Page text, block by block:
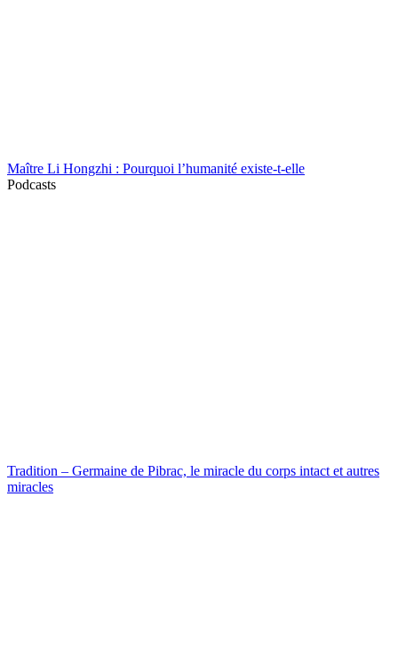
Maître Li Hongzhi : Pourquoi l’humanité existe-t-elle
Podcasts
Tradition – Germaine de Pibrac, le miracle du corps intact et autres
miracles